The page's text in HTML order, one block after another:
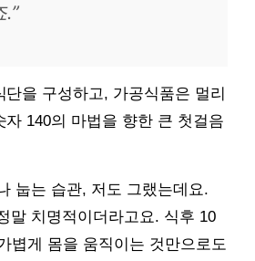
.”
단을 구성하고, 가공식품은 멀리
자 140의 마법을 향한 큰 첫걸음
눕는 습관, 저도 그랬는데요.
말 치명적이더라고요. 식후 10
볍게 몸을 움직이는 것만으로도